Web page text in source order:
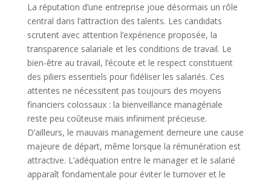
La réputation d’une entreprise joue désormais un rôle
central dans l’attraction des talents. Les candidats
scrutent avec attention l’expérience proposée, la
transparence salariale et les conditions de travail. Le
bien-être au travail, l’écoute et le respect constituent
des piliers essentiels pour fidéliser les salariés. Ces
attentes ne nécessitent pas toujours des moyens
financiers colossaux : la bienveillance managériale
reste peu coûteuse mais infiniment précieuse.
D’ailleurs, le mauvais management demeure une cause
majeure de départ, même lorsque la rémunération est
attractive. L’adéquation entre le manager et le salarié
apparaît fondamentale pour éviter le turnover et le